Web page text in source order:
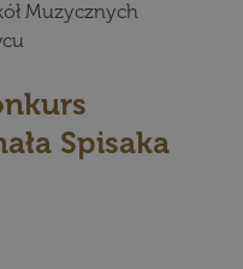
Muzycznych
Spisaka